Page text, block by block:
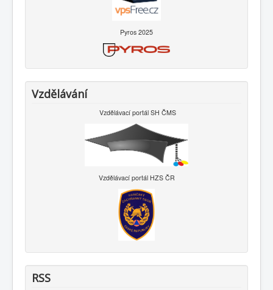
Pyros 2025
Vzdělávání
Vzdělávací portál SH ČMS
Vzdělávací portál HZS ČR
RSS